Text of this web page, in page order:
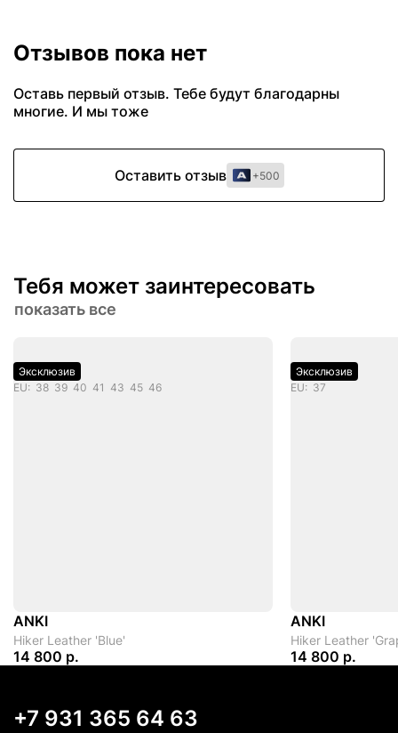
Отзывов пока нет
Оставь первый отзыв. Тебе будут благодарны
многие. И мы тоже
Оставить отзыв +500
Тебя может заинтересовать
показать все
Эксклюзив
EU: 38 39 40 41 43 45 46
ANKI
Hiker Leather 'Blue'
14 800 р.
Эксклюзив
EU: 37
ANKI
Hiker Leather
14 800 р.
+7 931 365 64 63